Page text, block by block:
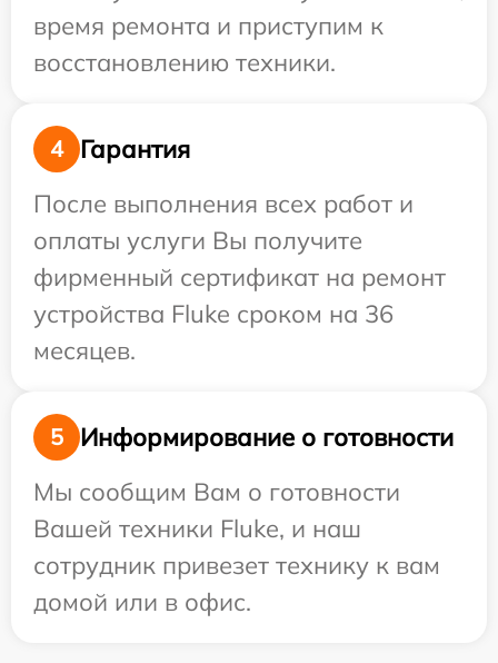
время ремонта и приступим к
восстановлению техники.
4
Гарантия
После выполнения всех работ и
оплаты услуги Вы получите
фирменный сертификат на ремонт
устройства Fluke сроком на 36
месяцев.
5
Информирование о готовности
Мы сообщим Вам о готовности
Вашей техники Fluke, и наш
сотрудник привезет технику к вам
домой или в офис.